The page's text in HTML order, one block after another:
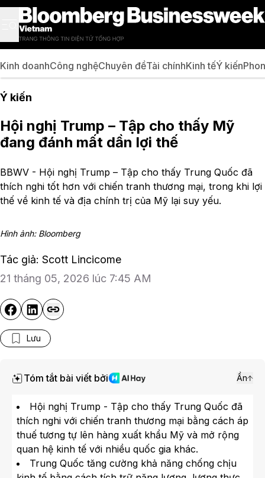
Kinh doanhCông nghệChuyên đềTài chínhKinh tếÝ kiến
Ý kiến
Hội nghị Trump – Tập cho thấy Mỹ
đang đánh mất dần lợi thế
BBWV - Hội nghị Trump – Tập cho thấy Trung Quốc đã
thích nghi tốt hơn với chiến tranh thương mại, trong khi lợi
thế về kinh tế và địa chính trị của Mỹ lại suy yếu.
Hình ảnh: Bloomberg
Tác giả: Scott Lincicome
21 tháng 05, 2026 lúc 7:45 AM
Lưu
Tóm tắt bài viết bởi Ẩn
Hội nghị Trump - Tập cho thấy Trung Quốc đã
thích nghi với chiến tranh thương mại bằng cách áp
thuế tương tự lên hàng xuất khẩu Mỹ và mở rộng
quan hệ kinh tế với nhiều quốc gia khác.
Trung Quốc tăng cường khả năng chống chịu